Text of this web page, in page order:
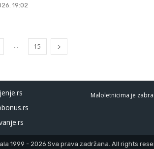
19:02
... 15
Maloletnicima je
1999 - 2026 Sva prava zadržana. All rights